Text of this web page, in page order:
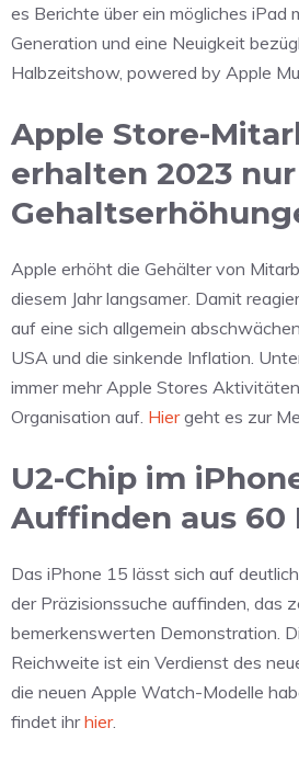
es Berichte über ein mögliches iPad
Generation und eine Neuigkeit
Halbzeitshow, powered by Apple
Apple Store-
erhalten 2023
Apple erhöht die Gehälter von
diesem Jahr langsamer. Damit
auf eine sich allgemein
USA und die sinkende Inflation.
immer mehr Apple Stores
Organisation auf. Hiergeht es zur
U2-Chip im
Auffinden aus 60
Das iPhone 15 lässt sich auf
der Präzisionssuche auffinden, das
bemerkenswerten Demonstration.
Reichweite ist ein Verdienst des
die neuen Apple Watch-Modelle
findet ihrhier.